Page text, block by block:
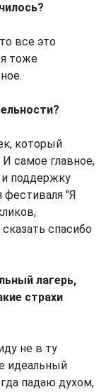
все это
тоже
который
самое главное,
поддержку
фестиваля "Я
спасибо
лагерь,
страхи
не в ту
идеальный
падаю духом,